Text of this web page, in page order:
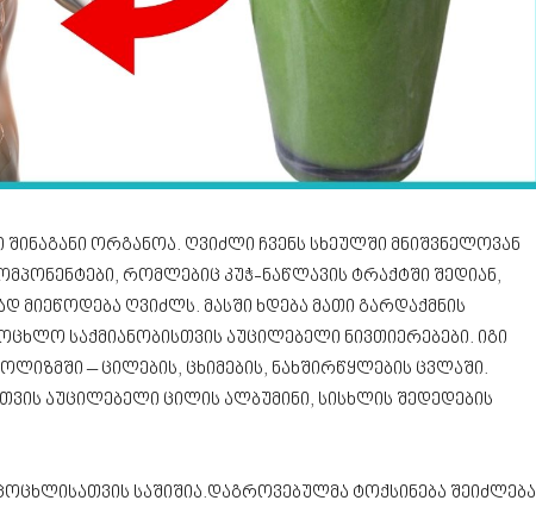
ორგანოა. ღვიძლი ჩვენს სხეულში მნიშვნელოვან
რომლებიც კუჭ-ნაწლავის ტრაქტში შედიან,
მიეწოდება ღვიძლს. მასში ხდება მათი გარდაქმნის
საქმიანობისთვის აუცილებელი ნივთიერებები. იგი
– ცილების, ცხიმების, ნახშირწყლების ცვლაში.
აუცილებელი ცილის ალბუმინი, სისხლის შედედების
საშიშია.დაგროვებულმა ტოქსინება შეიძლება